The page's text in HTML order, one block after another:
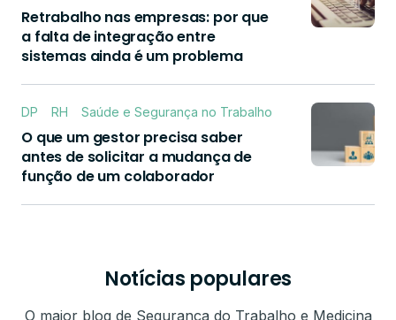
Retrabalho nas empresas: por que
a falta de integração entre
sistemas ainda é um problema
DP RH Saúde e Segurança no Trabalho
O que um gestor precisa saber
antes de solicitar a mudança de
função de um colaborador
Notícias populares
O maior blog de Segurança do Trabalho e Medicina